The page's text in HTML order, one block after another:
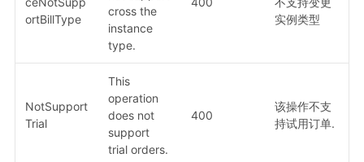
ortBillType
cross the
instance
type.
实例类型
NotSupport
Trial
This
operation
does not
support
trial orders.
400
该操作不支
持试用订单.